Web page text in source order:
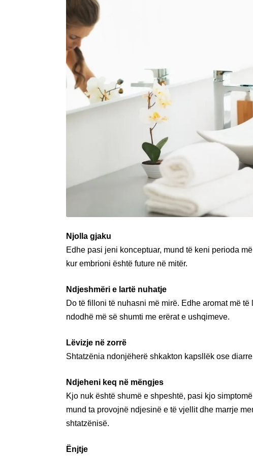
Njolla gjaku
Edhe pasi jeni konceptuar, mund të keni perioda
kur embrioni është future në mitër.
Ndjeshmëri e lartë nuhatje
Do të filloni të nuhasni më mirë. Edhe aromat më
ndodhë më së shumti me erërat e ushqimeve.
Lëvizje në zorrë
Shtatzënia ndonjëherë shkakton kapsllëk ose
Ndjeheni keq në mëngjes
Kjo nuk është shumë e shpeshtë, pasi kjo
mund ta provojnë ndjesinë e të vjellit dhe marrje
shtatzënisë.
Ënjtje